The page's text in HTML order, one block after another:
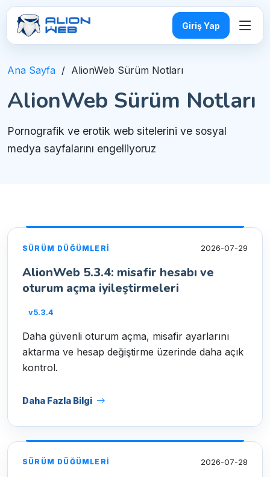
Giriş Yap
Ana Sayfa AlionWeb Sürüm Notları
AlionWeb Sürüm Notları
Pornografik ve erotik web sitelerini ve sosyal
medya sayfalarını engelliyoruz
SÜRÜM DÜĞÜMLERI 2026-07-29
AlionWeb 5.3.4: misafir hesabı ve
oturum açma iyileştirmeleri
v5.3.4
Daha güvenli oturum açma, misafir ayarlarını
aktarma ve hesap değiştirme üzerinde daha açık
kontrol.
Daha Fazla Bilgi
SÜRÜM DÜĞÜMLERI 2026-07-28